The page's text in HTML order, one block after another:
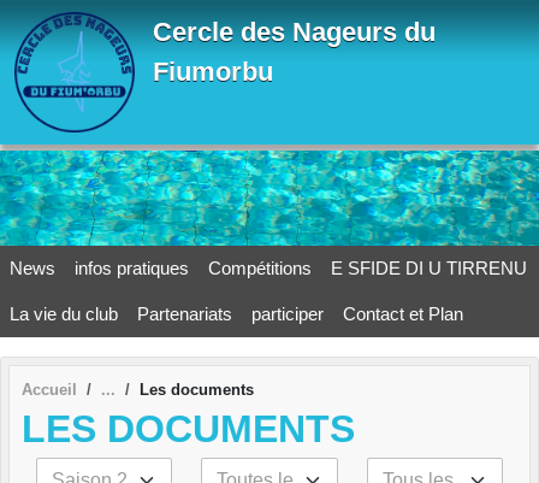
Cercle des Nageurs du
Fiumorbu
News infos pratiques Compétitions E SFIDE DI U TIRRENU
La vie du club Partenariats participer Contact et Plan
Accueil Les documents
LES DOCUMENTS
Panneau de gestion des cookies